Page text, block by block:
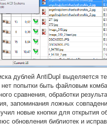
дублей AntiDupl выделяется
попытки быть файловым
сравнения, обработки
запоминания ложных
новые кнопки для открытия
обновления библиотек и